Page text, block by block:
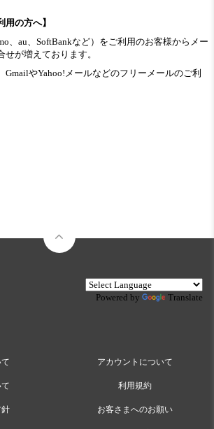
用の方へ】
、au、SoftBankなど）をご利用のお客様からメー
が増えております。
GmailやYahoo!メールなどのフリーメールのご利
Powered by Translate
アカウントについて
利用規約
お客さまへのお願い